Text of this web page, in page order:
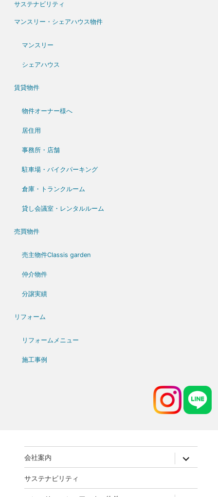
サステナビリティ
マンスリー・シェアハウス物件
マンスリー
シェアハウス
賃貸物件
物件オーナー様へ
居住用
事務所・店舗
駐車場・バイクパーキング
倉庫・トランクルーム
貸し会議室・レンタルルーム
売買物件
売主物件Classis garden
仲介物件
分譲実績
リフォーム
リフォームメニュー
施工事例
会社案内 expand
child
menu
サステナビリティ